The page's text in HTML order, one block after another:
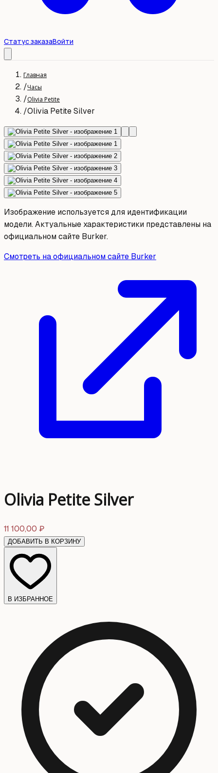
Статус заказаВойти
Главная
/Часы
/Olivia Petite
/Olivia Petite Silver
Изображение используется для идентификации
модели. Актуальные характеристики представлены на
официальном сайте Burker.
Смотреть на официальном сайте Burker
Olivia Petite Silver
11 100,00 ₽
ДОБАВИТЬ В КОРЗИНУ
В ИЗБРАННОЕ